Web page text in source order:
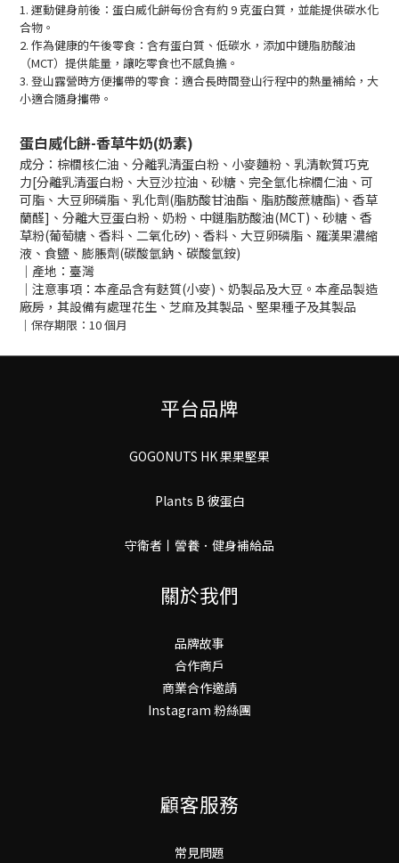
1. 運動健身前後：蛋白威化餅每份含有約 9 克蛋白質，並能提供碳水化
合物。
2. 作為健康的午後零食：含有蛋白質、低碳水，添加中鏈脂肪酸油
（MCT）提供能量，讓吃零食也不感負擔。
3. 登山露營時方便攜帶的零食：適合長時間登山行程中的熱量補給，大
小適合隨身攜帶。
蛋白威化餅-香草牛奶(奶素)
成分：棕櫚核仁油、分離乳清蛋白粉、小麥麵粉、乳清軟質巧克
力[分離乳清蛋白粉、大豆沙拉油、砂糖、完全氫化棕櫚仁油、可
可脂、大豆卵磷脂、乳化劑(脂肪酸甘油酯、脂肪酸蔗糖酯)、香草
蘭醛]、分離大豆蛋白粉、奶粉、中鏈脂肪酸油(MCT)、砂糖、香
草粉(葡萄糖、香料、二氧化矽)、香料、大豆卵磷脂、羅漢果濃縮
液、食鹽、膨脹劑(碳酸氫鈉、碳酸氫銨)
｜產地：臺灣
｜注意事項： 本產品含有麩質(小麥)、奶製品及大豆。本產品製造
廠房，其設備有處理花生、芝麻及其製品、堅果種子及其製品
｜保存期限：10 個月
平台品牌
GOGONUTS HK 果果堅果
Plants B 彼蛋白
守衛者丨謍養．健身補給品
關於我們
品牌故事
合作商戶
商業合作邀請
Instagram 粉絲團
顧客服務
常見問題